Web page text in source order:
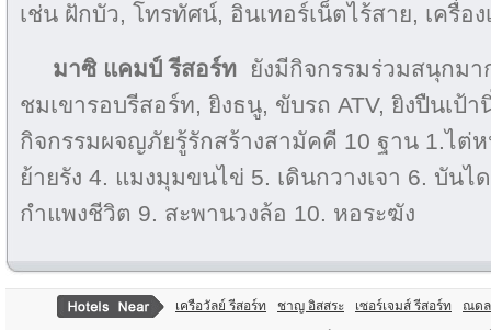
เช่น ฝักบัว, โทรทัศน์, อินเทอร์เน็ตไร้สาย, เครื่อ
มาซิ แคมป์ รีสอร์ท ยังมีกิจกรรมร่วมสนุกม
ชมเขารอบรีสอร์ท, ยิงธนู, ขับรถ ATV, ยิงปืนเป้
กิจกรรมผจญภัยรู้รักสร้างสามัคคี 10 ฐาน 1.ไต่
ย้ายรัง 4. แมงมุมขนไข่ 5. เดินกวางเจา 6. บัน
กำแพงชีวิต 9. สะพานวงล้อ 10. หอระฆัง
เครือวัลย์ รีสอร์ท ชาญ อิสสระ เซอร์เจมส์ รีสอร์ท ณดล